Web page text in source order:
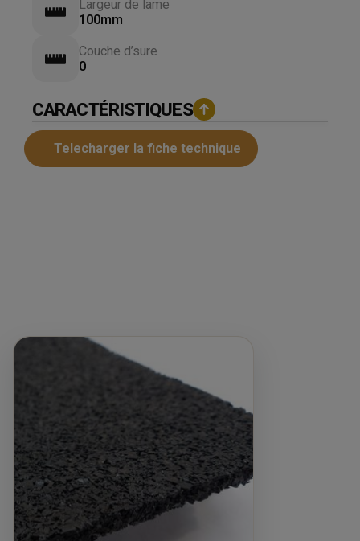
Largeur de lame
100mm
Couche d’sure
0
CARACTÉRISTIQUES
Telecharger la fiche technique